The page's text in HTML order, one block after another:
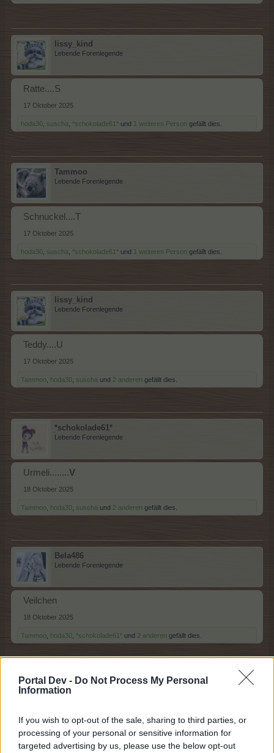
Portal Dev - Do Not Process My Personal
Information
If you wish to opt-out of the sale, sharing to third parties, or
processing of your personal or sensitive information for
targeted advertising by us, please use the below opt-out
lissy_kind
Lebende Forenlegende
Ratte....S
17 Oktober 2025
hoda30 suscha *schokolade61* und 1 weiteren Person gefällt dies.
Tammoo
Lebende Forenlegende
Schnuckel....T
17 Oktober 2025
hoda30 suscha *schokolade61* und 1 weiteren Person gefällt dies.
lissy_kind
Lebende Forenlegende
Teddy....U
17 Oktober 2025
Tammoo hoda30 suscha und 2 anderen gefällt dies.
*schokolade61*
Lebende Forenlegende
Urmeli........V
18 Oktober 2025
Tammoo hoda30 suscha und 2 anderen gefällt dies.
Bela486
Lebende Forenlegende
Veilchen
18 Oktober 2025
Tammoo hoda30 *schokolade61* und 2 anderen gefällt dies.
lissy_kind
Lebende Forenlegende
Wölfi....XYZ
18 Oktober 2025